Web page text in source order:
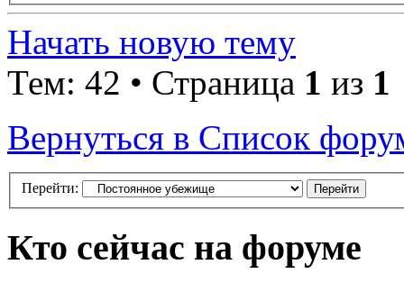
Начать новую тему
Тем: 42 • Страница 1 из 1
Вернуться в Список
Перейти:
Кто сейчас на форуме